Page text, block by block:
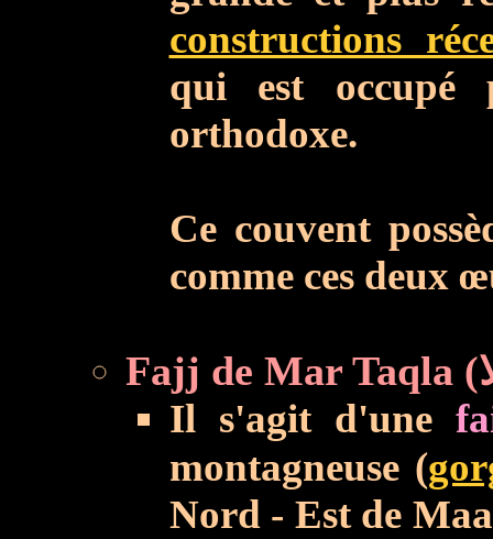
constructions
qui est
orthodoxe.
Ce couvent
comme ces deux
Il s'agit d'une
montagneuse (
Nord - Est de